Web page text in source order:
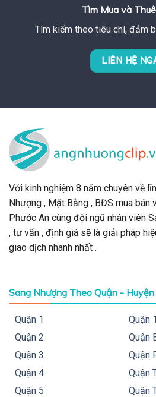
Tìm Mua và
Tìm kiếm theo tiêu chí, đảm
LIÊN HỆ
Với kinh nghiệm 8 năm chuyên về
Nhượng , Mặt Bằng , BĐS mua bán
Phước An cùng đội ngũ nhân viên
, tư vấn , định giá sẽ là giải pháp
giao dịch nhanh nhất .
Sang Nhượng Theo Quận - Huyện
Quận 1
Quận 2
Quận 3
Quận 4
Quận 5
Quận
Quận
Quận
Quận
Quận